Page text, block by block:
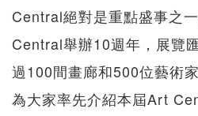
Central絕對是重點盛事之
Central舉辦10週年，展覽
過100間畫廊和500位藝術
為大家率先介紹本屆Art